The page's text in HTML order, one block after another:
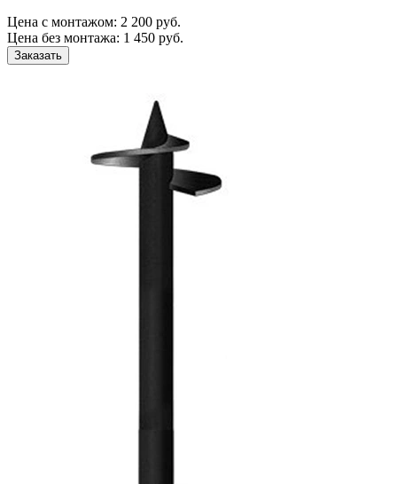
Цена с монтажом: 2 200 руб.
Цена без монтажа: 1 450 руб.
Заказать